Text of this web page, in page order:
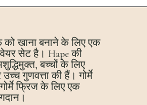
खाना बनाने के लिए एक
सेट है। Hape की
बच्चों के लिए
गुणवत्ता की हैं। गोर्मे
फ्रिज के लिए एक